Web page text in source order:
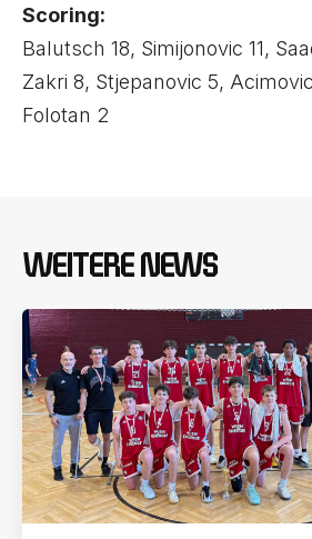
Scoring:
Balutsch 18, Simijonovic 11,
Zakri 8, Stjepanovic 5,
Folotan 2
WEITERE NEWS